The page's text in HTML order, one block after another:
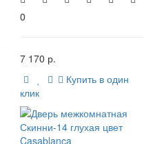
0
7 170 р.
Купить в один
клик